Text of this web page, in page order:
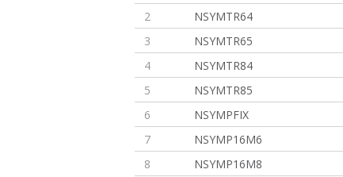
2 NSYMTR64
3 NSYMTR65
4 NSYMTR84
5 NSYMTR85
6 NSYMPFIX
7 NSYMP16M6
8 NSYMP16M8